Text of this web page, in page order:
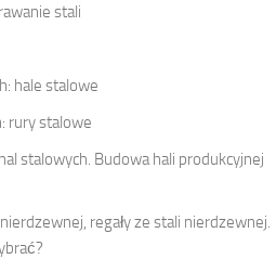
stali
hale stalowe
rury stalowe
stalowych. Budowa hali produkcyjnej
regały ze stali nierdzewnej.